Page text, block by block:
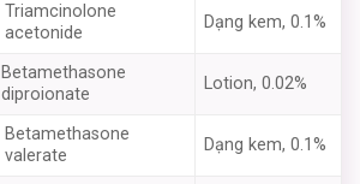
Triamcinolone
acetonide
Dạng kem, 0.1%
Betamethasone
diproionate
Lotion, 0.02%
Betamethasone
valerate
Dạng kem, 0.1%